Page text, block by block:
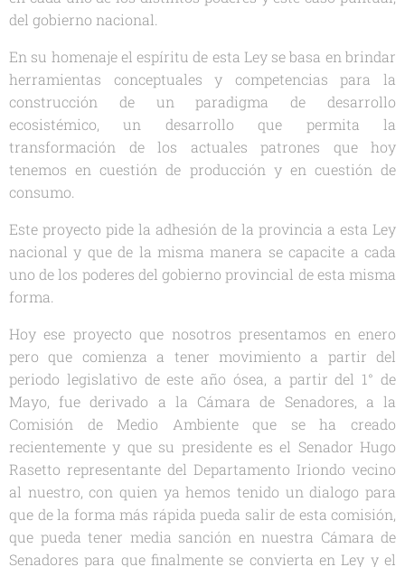
del gobierno nacional.
En su homenaje el espíritu de esta Ley se basa en brindar
herramientas conceptuales y competencias para la
construcción de un paradigma de desarrollo
ecosistémico, un desarrollo que permita la
transformación de los actuales patrones que hoy
tenemos en cuestión de producción y en cuestión de
consumo.
Este proyecto pide la adhesión de la provincia a esta Ley
nacional y que de la misma manera se capacite a cada
uno de los poderes del gobierno provincial de esta misma
forma.
Hoy ese proyecto que nosotros presentamos en enero
pero que comienza a tener movimiento a partir del
periodo legislativo de este año ósea, a partir del 1° de
Mayo, fue derivado a la Cámara de Senadores, a la
Comisión de Medio Ambiente que se ha creado
recientemente y que su presidente es el Senador Hugo
Rasetto representante del Departamento Iriondo vecino
al nuestro, con quien ya hemos tenido un dialogo para
que de la forma más rápida pueda salir de esta comisión,
que pueda tener media sanción en nuestra Cámara de
Senadores para que finalmente se convierta en Ley y el